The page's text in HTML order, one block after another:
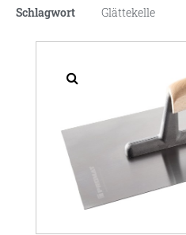
Schlagwort
Glättekelle